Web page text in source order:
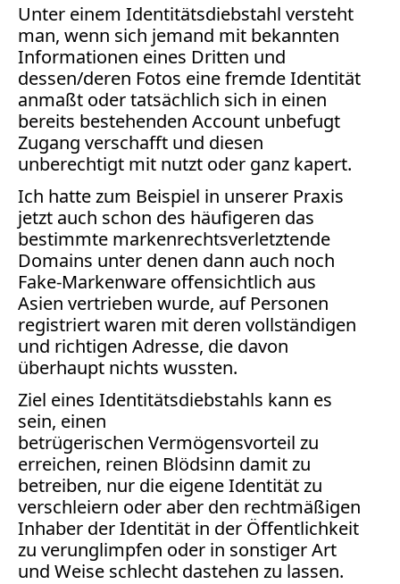
Unter einem Identitätsdiebstahl versteht
man, wenn sich jemand mit bekannten
Informationen eines Dritten und
dessen/deren Fotos eine fremde Identität
anmaßt oder tatsächlich sich in einen
bereits bestehenden Account unbefugt
Zugang verschafft und diesen
unberechtigt mit nutzt oder ganz kapert.
Ich hatte zum Beispiel in unserer Praxis
jetzt auch schon des häufigeren das
bestimmte markenrechtsverletztende
Domains unter denen dann auch noch
Fake-Markenware offensichtlich aus
Asien vertrieben wurde, auf Personen
registriert waren mit deren vollständigen
und richtigen Adresse, die davon
überhaupt nichts wussten.
Ziel eines Identitätsdiebstahls kann es
sein, einen
betrügerischen Vermögensvorteil zu
erreichen, reinen Blödsinn damit zu
betreiben, nur die eigene Identität zu
verschleiern oder aber den rechtmäßigen
Inhaber der Identität in der Öffentlichkeit
zu verunglimpfen oder in sonstiger Art
und Weise schlecht dastehen zu lassen.
Medienauftritte 2017
Medienauftritte 2016
Medienauftritte 2015
Medienauftritte 2014
Medienauftritte 2013
Medienauftritte 2012
Medienauftritte 2011
Medienauftritte 2010
Medienauftritte 2009
Medienauftritte 2008
Medienauftritte 2007
Medienauftritte 2006
Medienauftritte 2005
Medienauftritte 2004
Medienauftritte 2003